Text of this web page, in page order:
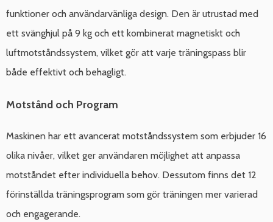
funktioner och användarvänliga design. Den är utrustad med
ett svänghjul på 9 kg och ett kombinerat magnetiskt och
luftmotståndssystem, vilket gör att varje träningspass blir
både effektivt och behagligt.
Motstånd och Program
Maskinen har ett avancerat motståndssystem som erbjuder 16
olika nivåer, vilket ger användaren möjlighet att anpassa
motståndet efter individuella behov. Dessutom finns det 12
förinställda träningsprogram som gör träningen mer varierad
och engagerande.